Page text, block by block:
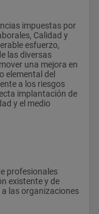
impuestas por
Calidad y
esfuerzo,
las diversas
una mejora en
elemental del
a los riesgos
implantación de
y el medio
profesionales
existente y de
las organizaciones